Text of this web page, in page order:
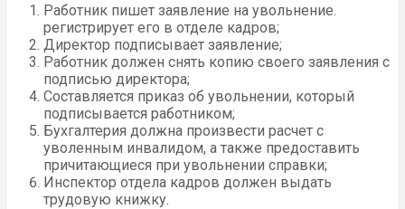
Работник пишет заявление на увольнение.
регистрирует его в отделе кадров;
Директор подписывает заявление;
Работник должен снять копию своего заявления с
подписью директора;
Составляется приказ об увольнении, который
подписывается работником;
Бухгалтерия должна произвести расчет с
уволенным инвалидом, а также предоставить
причитающиеся при увольнении справки;
Инспектор отдела кадров должен выдать
трудовую книжку.